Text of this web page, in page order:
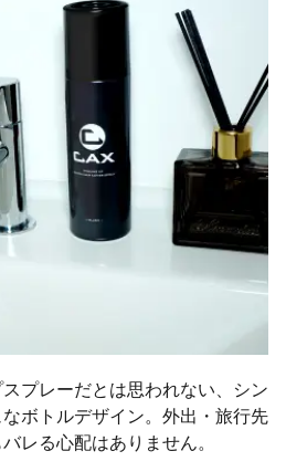
プレーだとは思われない、シン
ボトルデザイン。外出・旅行先
レる心配はありません。